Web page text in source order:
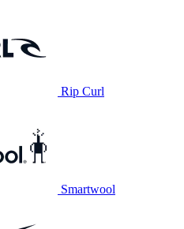
Rip Curl
Smartwool